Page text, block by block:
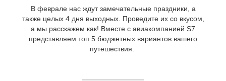
В феврале нас ждут замечательные праздники, а
также целых 4 дня выходных. Проведите их со вкусом,
а мы расскажем как! Вместе с авиакомпанией S7
представляем топ 5 бюджетных вариантов вашего
путешествия.